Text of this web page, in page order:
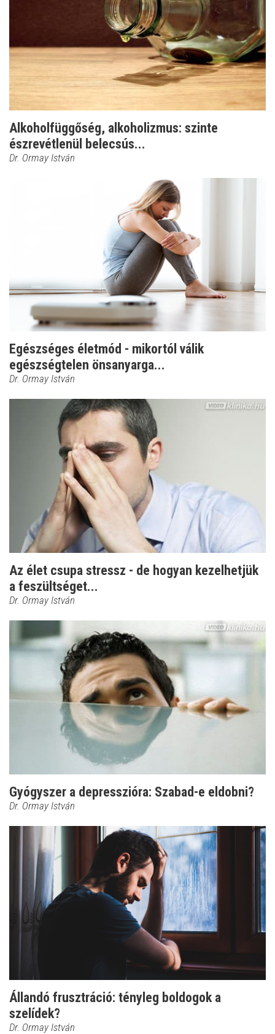
Alkoholfüggőség, alkoholizmus: szinte
észrevétlenül belecsús...
Dr. Ormay István
Egészséges életmód - mikortól válik
egészségtelen önsanyarga...
Dr. Ormay István
Az élet csupa stressz - de hogyan kezelhetjük
a feszültséget...
Dr. Ormay István
Gyógyszer a depresszióra: Szabad-e eldobni?
Dr. Ormay István
Állandó frusztráció: tényleg boldogok a
szelídek?
Dr. Ormay István